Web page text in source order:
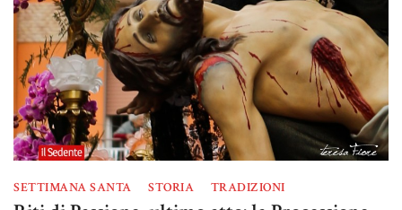
SETTIMANA SANTA STORIA TRADIZIONI